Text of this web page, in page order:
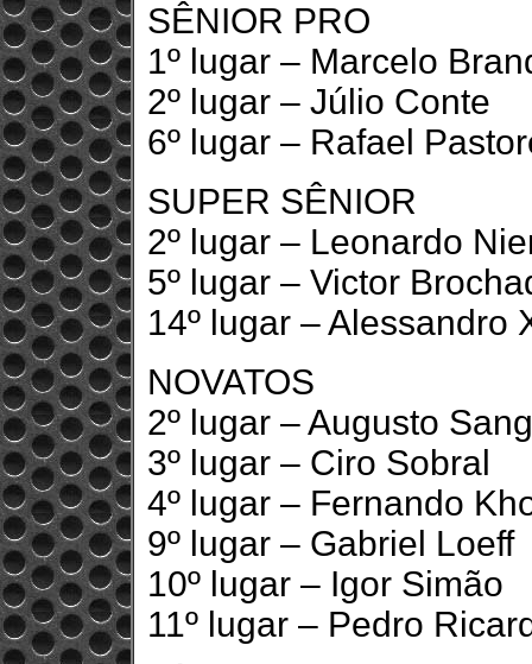
SÊNIOR PRO
1º lugar – Marcelo
2º lugar – Júlio Conte
6º lugar – Rafael
SUPER SÊNIOR
2º lugar – Leonardo
5º lugar – Victor
14º lugar – Alessandro
NOVATOS
2º lugar – Augusto
3º lugar – Ciro Sobral
4º lugar – Fernando
9º lugar – Gabriel Loeff
10º lugar – Igor Simão
11º lugar – Pedro